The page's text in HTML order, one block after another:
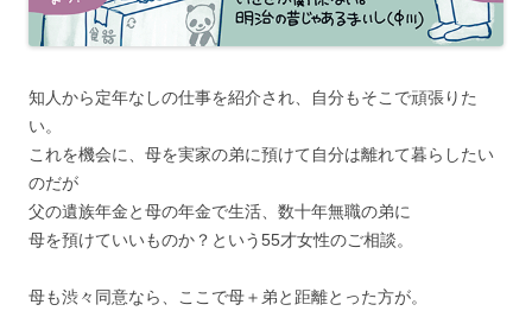
知人から定年なしの仕事を紹介され、自分もそこで頑張りた
い。
これを機会に、母を実家の弟に預けて自分は離れて暮らしたい
のだが
父の遺族年金と母の年金で生活、数十年無職の弟に
母を預けていいものか？という55才女性のご相談。
母も渋々同意なら、ここで母＋弟と距離とった方が。